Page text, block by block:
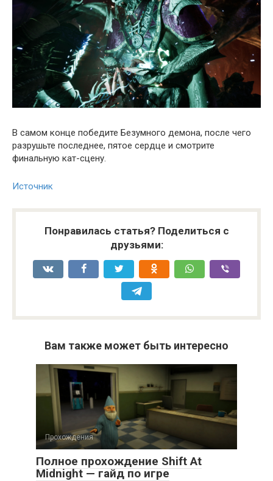
В самом конце победите Безумного демона, после чего
разрушьте последнее, пятое сердце и смотрите
финальную кат-сцену.
Источник
Понравилась статья? Поделиться с
друзьями:
Вам также может быть интересно
Прохождения
Полное прохождение Shift At
Midnight — гайд по игре